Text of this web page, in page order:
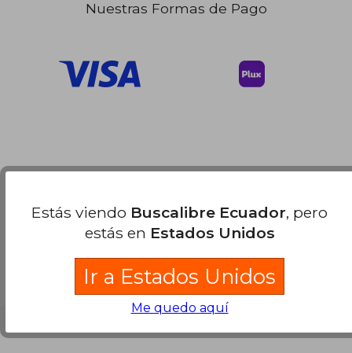
Nuestras Formas de Pago
Estás viendo Buscalibre Ecuador, pero
estás en Estados Unidos
Ir a Estados Unidos
Me quedo aquí